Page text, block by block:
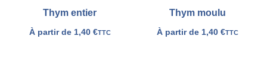
Thym entier
À partir de 1,40 €TTC
Thym moulu
À partir de 1,40 €TTC